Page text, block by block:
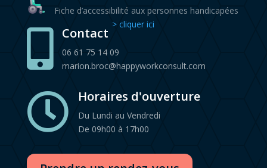
Fiche d’accessibilité aux personnes handicapées
> cliquer ici
 Contact
06 61 75 14 09
marion.broc@happyworkconsult.com
 Horaires d'ouverture
Du Lundi au Vendredi
De 09h00 à 17h00